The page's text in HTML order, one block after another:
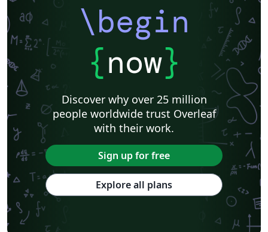
\begin
{now}
Discover why over 25 million
people worldwide trust Overleaf
with their work.
Sign up for free
Explore all plans